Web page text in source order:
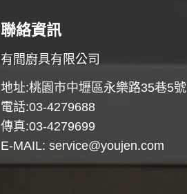
聯絡資訊
有間廚具有限公司
地址:桃園市中壢區永樂路35巷5號
電話:03-4279688
傳真:03-4279699
E-MAIL: service@youjen.com